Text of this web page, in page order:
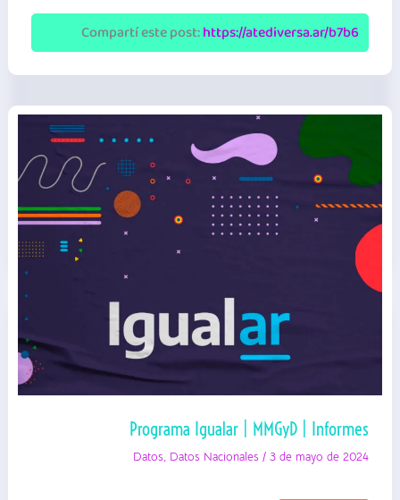
Nacional
|
Informes
Compartí este post:https://atediversa.ar/b7b6
Programa Igualar | MMGyD | Informes
Datos, Datos Nacionales /3 de mayo de 2024